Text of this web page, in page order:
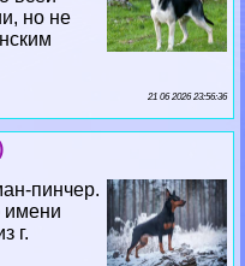
но не
21 06 2026 23:56:36
пинчер.
имени
г.